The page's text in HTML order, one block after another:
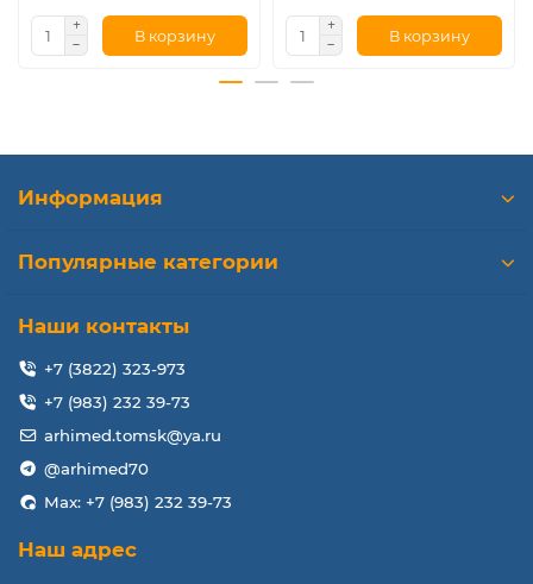
В корзину В корзину
Информация
Популярные категории
Наши контакты
+7 (3822) 323-973
+7 (983) 232 39-73
arhimed.tomsk@ya.ru
@arhimed70
Max: +7 (983) 232 39-73
Наш адрес